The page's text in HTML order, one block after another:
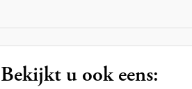
Bekijkt u ook eens: